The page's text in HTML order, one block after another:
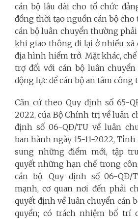
cán bộ lâu dài cho tổ chức
đồng thời tạo nguồn cán bộ cho
cán bộ luân chuyển thường
khi giao thông đi lại ở nhiều
địa hình hiểm trở. Mặt khác,
trợ đối với cán bộ luân
động lực để cán bộ an tâm công
Căn cứ theo Quy định số 65-
2022, của Bộ Chính trị về luân
định số 06-QĐ/TU về luân
ban hành ngày 15-11-2022, Tỉnh
sung những điểm mới, tập
quyết những hạn chế trong
cán bộ. Quy định số 06-QĐ/
mạnh, cơ quan nơi đến phải
quyết định về luân chuyển cán
quyền; có trách nhiệm bố trí